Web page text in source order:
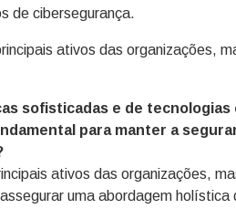
de cibersegurança.
ativos das organizações,
sofisticadas e de
para manter a
ativos das organizações,
uma abordagem